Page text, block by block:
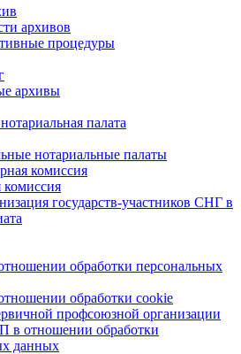
архивов
процедуры
архивы
палата
нотариальные палаты
комиссия
комиссия
государств-участников СНГ в
обработки персональных
обработки cookie
профсоюзной организации
в отношении обработки
данных